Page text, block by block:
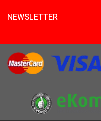
NEWSLETTER